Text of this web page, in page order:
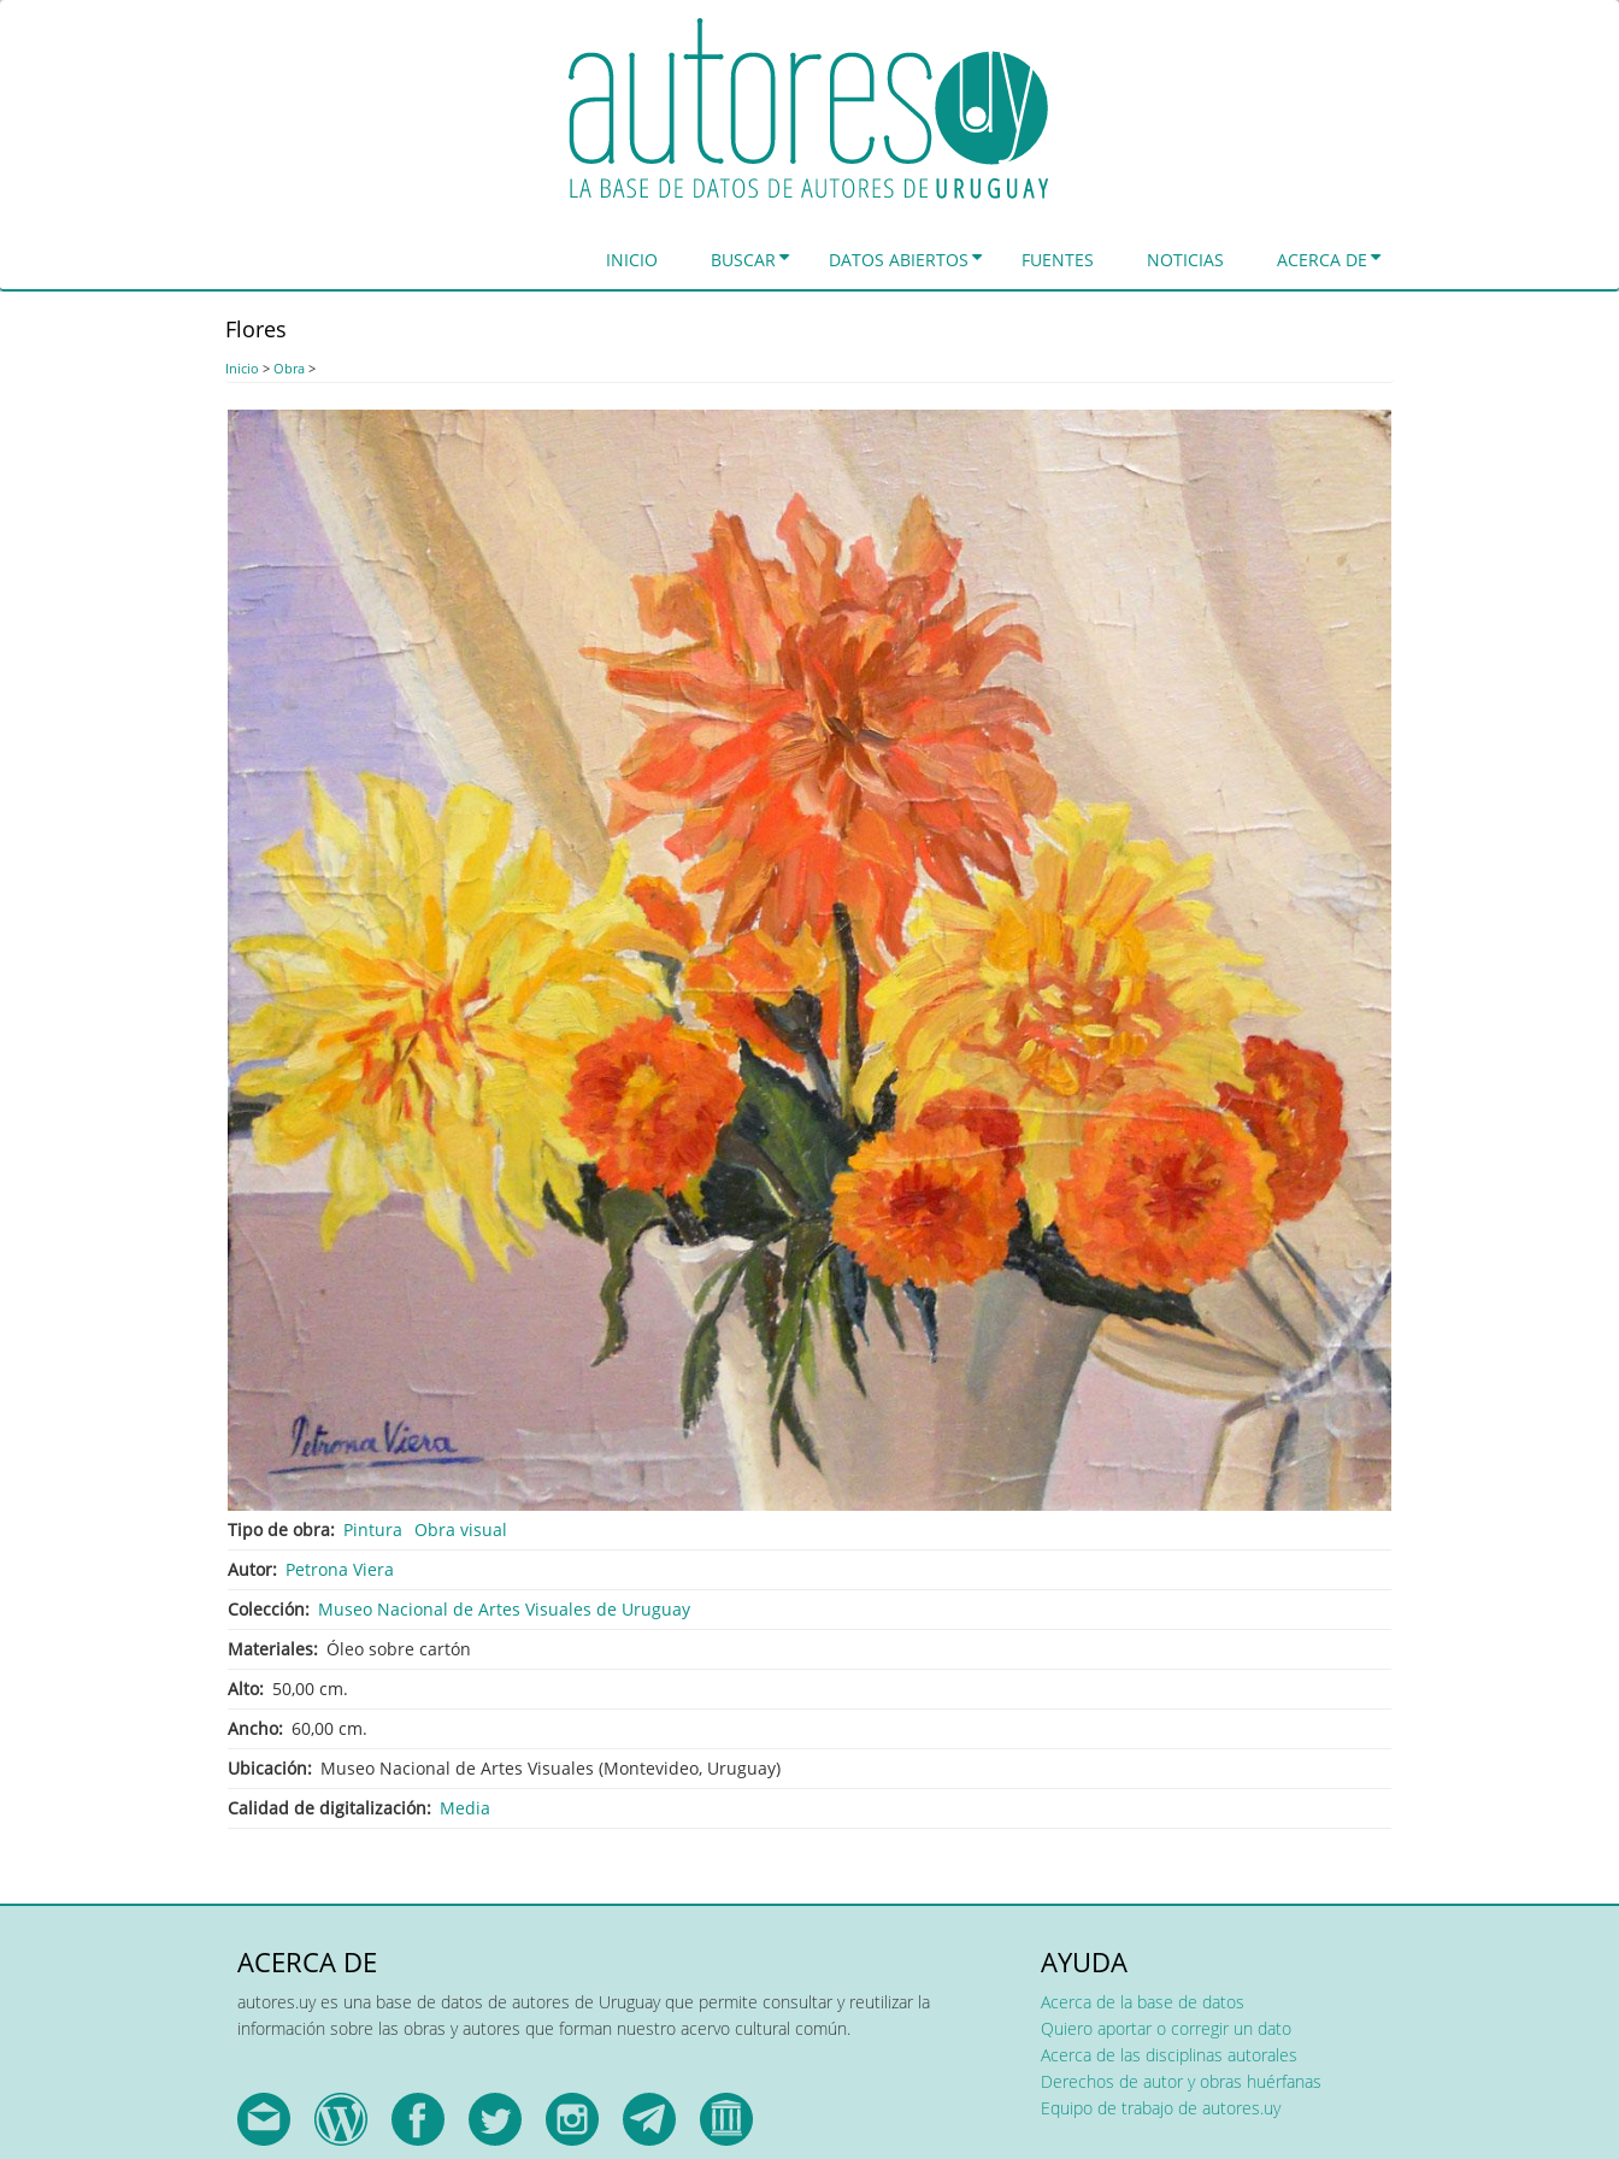
INICIO BUSCAR DATOS ABIERTOS FUENTES NOTICIAS ACERCA DE
Flores
Inicio > Obra >
Tipo de obra Pintura Obra visual
Autor
Petrona Viera
Colección
Museo Nacional de Artes Visuales de Uruguay
Materiales
Óleo sobre cartón
Alto
50,00 cm.
Ancho 60,00 cm.
Ubicación
Museo Nacional de Artes Visuales (Montevideo, Uruguay)
Calidad de digitalización
Media
ACERCA DE
autores.uy es una base de datos de autores de Uruguay que permite consultar y reutilizar la
información sobre las obras y autores que forman nuestro acervo cultural común.
AYUDA
Acerca de la base de datos
Quiero aportar o corregir un dato
Acerca de las disciplinas autorales
Derechos de autor y obras huérfanas
Equipo de trabajo de autores.uy